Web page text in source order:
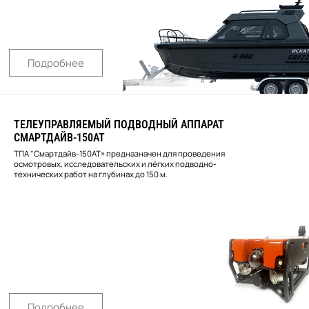
Подробнее
ТЕЛЕУПРАВЛЯЕМЫЙ ПОДВОДНЫЙ АППАРАТ
СМАРТДАЙВ-150АТ
ТПА "Смартдайв-150АТ» предназначен для проведения
осмотровых, исследовательских и лёгких подводно-
технических работ на глубинах до 150 м.